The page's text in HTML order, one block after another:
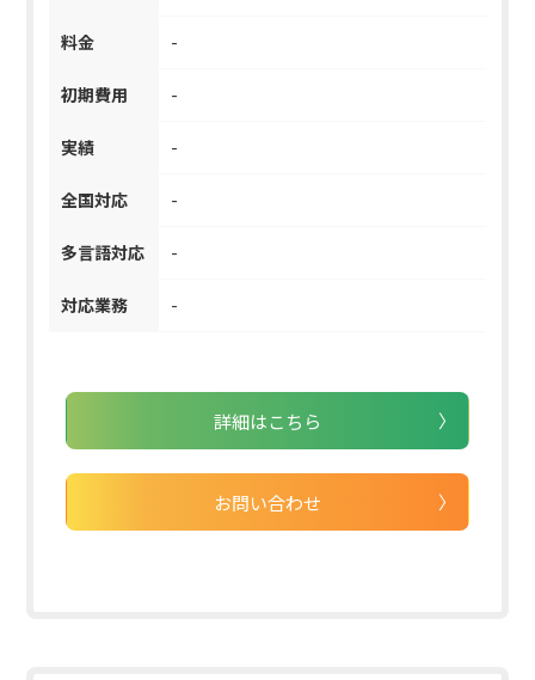
料金 -
初期費用 -
実績 -
全国対応 -
多言語対応 -
対応業務 -
詳細はこちら
お問い合わせ